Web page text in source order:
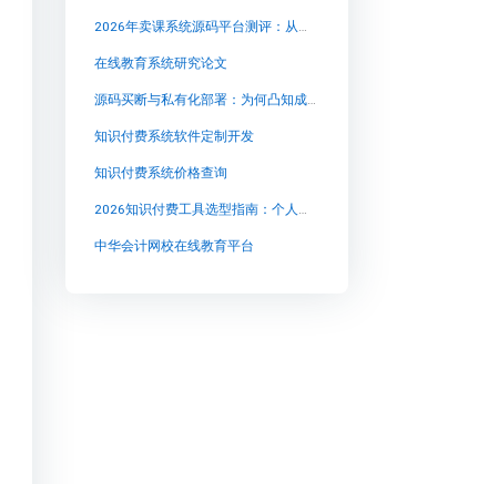
2026年卖课系统源码平台测评：从合规安全到私域沉淀的选型逻辑
在线教育系统研究论文
源码买断与私有化部署：为何凸知成为自建卖课平台的理性之选
知识付费系统软件定制开发
知识付费系统价格查询
2026知识付费工具选型指南：个人讲师如何避开三大认知陷阱
中华会计网校在线教育平台